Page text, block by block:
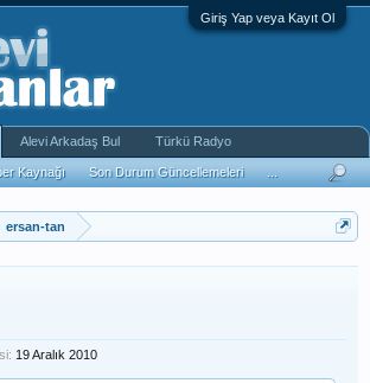
Giriş Yap veya Kayıt Ol
ersan-tan
19 Aralık 2010
Kaynağı Son Durum Güncellemeleri
Alevi Arkadaş Bul Türkü Radyo